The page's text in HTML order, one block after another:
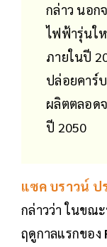
กล่าว นอก
ไฟฟ้ารุ่นใ
ภายในปี
ปล่อยคาร์
ผลิตตลอด
ปี 2050
แซค บราวน์ ป
กล่าวว่า ในขณ
ฤดูกาลแรกของ